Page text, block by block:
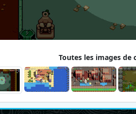
Toutes les images de